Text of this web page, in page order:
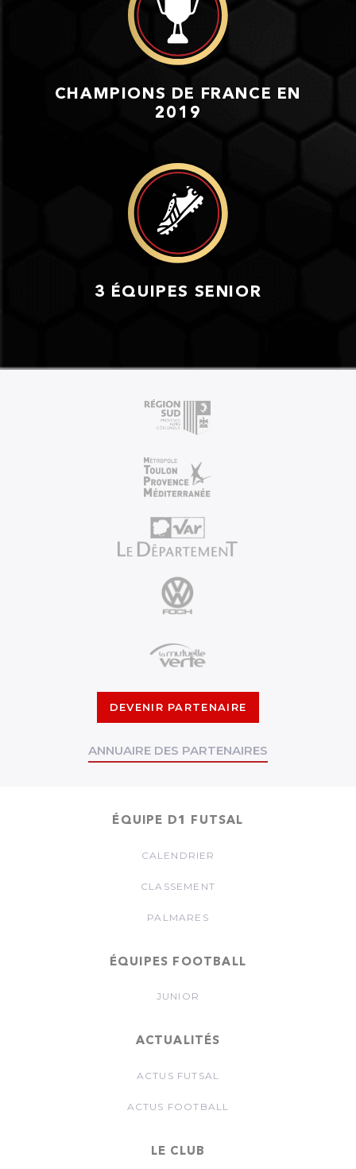
CHAMPIONS DE FRANCE EN
2019
3 ÉQUIPES SENIOR
DEVENIR PARTENAIRE
ANNUAIRE DES PARTENAIRES
ÉQUIPE D1 FUTSAL
CALENDRIER
CLASSEMENT
PALMARES
ÉQUIPES FOOTBALL
JUNIOR
ACTUALITÉS
ACTUS FUTSAL
ACTUS FOOTBALL
LE CLUB